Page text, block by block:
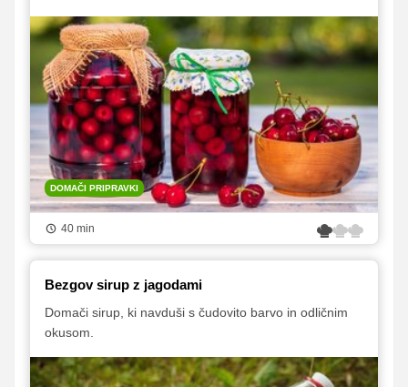
DOMAČI PRIPRAVKI
40 min
Bezgov sirup z jagodami
Domači sirup, ki navduši s čudovito barvo in odličnim
okusom.